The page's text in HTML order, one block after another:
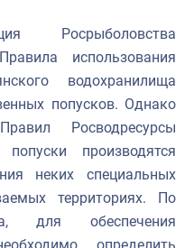
Росрыболовства
использования
водохранилища
попусков. Однако
Росводресурсы
производятся
неких специальных
территориях. По
для обеспечения